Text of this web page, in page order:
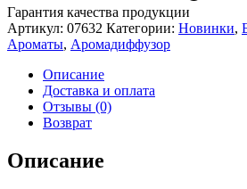
Гарантия качества продукции
Артикул: 07632 Категории: Новинки,
Ароматы, Аромадиффузор
Описание
Доставка и оплата
Отзывы (0)
Возврат
Описание